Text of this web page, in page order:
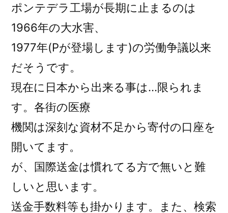
ポンテデラ工場が長期に止まるのは
1966年の大水害、
1977年(Pが登場します)の労働争議以来
だそうです。
現在に日本から出来る事は…限られま
す。各街の医療
機関は深刻な資材不足から寄付の口座を
開いてます。
が、国際送金は慣れてる方で無いと難
しいと思います。
送金手数料等も掛かります。また、検索